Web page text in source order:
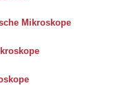
Mikroskope